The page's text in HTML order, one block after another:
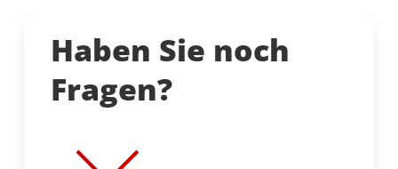
Haben Sie noch
Fragen?